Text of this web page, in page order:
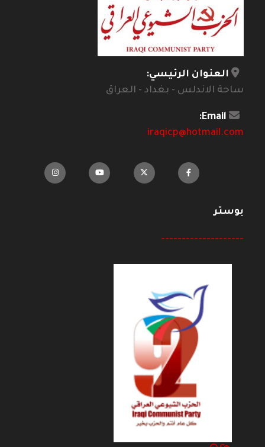
العنوان الرئيسي:
ساحة الاندلس - بغداد - العراق
Email:
iraqicp@hotmail.com
بوستر
--------------------